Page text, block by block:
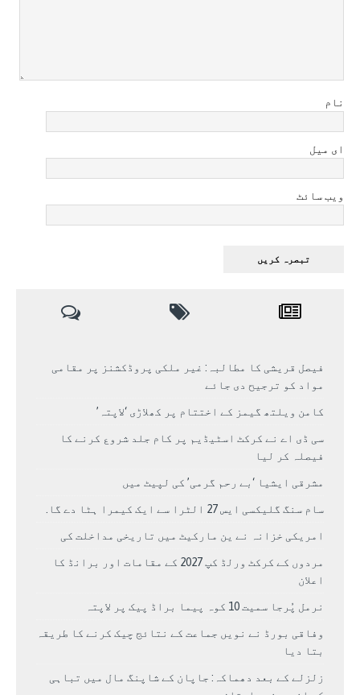
نام
ای میل
ویب سائٹ
فیصل قریشی کا مطالبہ: غیر ملکی پروڈکشنز پر مقامی
مواد کو ترجیح دی جائے
کامن ویلتھ گیمز کے اختتام پر کھلاڑی ‘لاپتہ’
سی ڈی اے نے کرکٹ اسٹیڈیم پر کام جلد شروع کرنے کا
فیصلہ کر لیا
مشرقی ایشیا ‘بے رحم گرمی’ کی لپیٹ میں
سام سنگ گلیکسی ایس 27 الٹرا سے ایک کیمرا ہٹا دے گا.
امریکی خزانہ نے ین مارکیٹ میں تاریخی مداخلت کی
مردوں کے کرکٹ ورلڈ کپ 2027 کے مقامات اور برانڈ کا
اعلان
نرمل پُرجا سمیت 10 کوہ پیما براڈ پیک پر لاپتہ
وفاقی بورڈ نے نویں جماعت کے نتائج چیک کرنے کا طریقہ
بتا دیا
زلزلے کے بعد دھماکہ: جاپان کے شاپنگ مال میں تباہی